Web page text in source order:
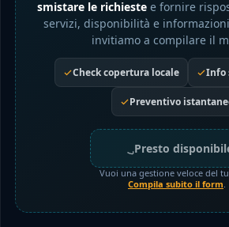
smistare le richiestee fornire
servizi, disponibilità e
invitiamo a compilare il
Check copertura locale Info
Preventivo
Presto
Vuoi una gestione veloce del
Compila subito il form.